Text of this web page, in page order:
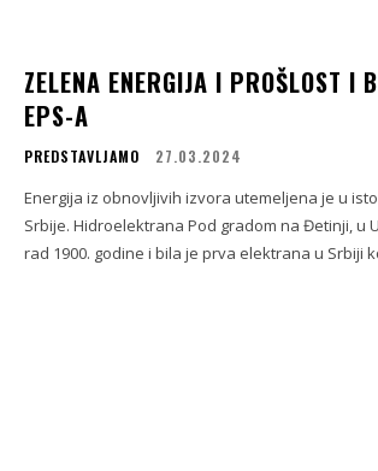
ZELENA ENERGIJA I PROŠLOST I
EPS-A
PREDSTAVLJAMO 27.03.2024
Energija iz obnovljivih izvora utemeljena je u
Srbije. Hidroelektrana Pod gradom na Đetinji, u
rad 1900. godine i bila je prva elektrana u Srbiji